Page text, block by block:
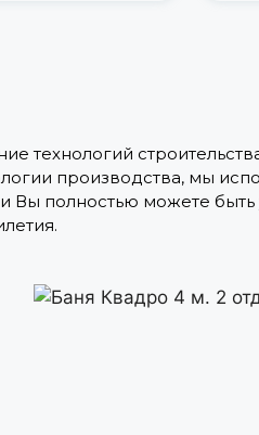
технологий
производства, мы
Вы полностью можете